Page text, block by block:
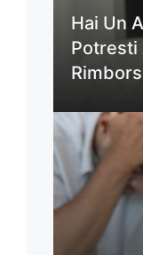
Hai Un
Potresti